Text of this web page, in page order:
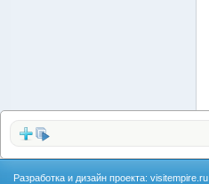
Разработка и дизайн проекта: visitempire.ru